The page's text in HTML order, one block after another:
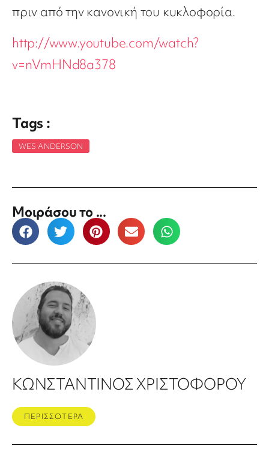
πριν από την κανονική του κυκλοφορία.
http://www.youtube.com/watch?
v=nVmHNd8a378
Tags :
WES ANDERSON
Μοιράσου το ...
ΚΩΝΣΤΑΝΤΙΝΟΣ ΧΡΙΣΤΟΦΟΡΟΥ
ΠΕΡΙΣΣΟΤΕΡΑ